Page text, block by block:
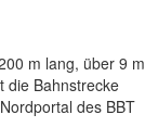
m lang, über 9 m
die Bahnstrecke
des BBT